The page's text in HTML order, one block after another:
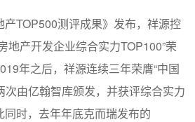
TOP500测评成果》发布，祥源控
地产开发企业综合实力TOP100”荣
年之后，祥源连续三年荣膺“中国
次由亿翰智库颁发，并获评综合实力
时，去年年底克而瑞发布的